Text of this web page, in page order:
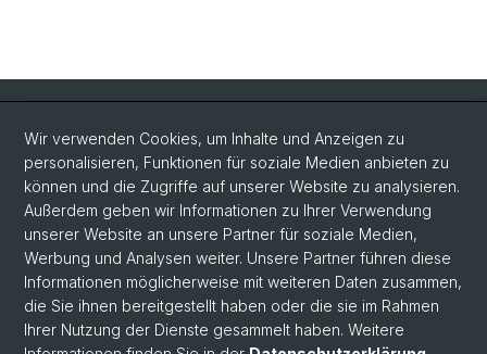
Quick Links
Kontakt
Wichtige Links & Fotogalerie
Social Media
Instagram
Wir verwenden Cookies, um Inhalte und Anzeigen zu
personalisieren, Funktionen für soziale Medien anbieten zu
können und die Zugriffe auf unserer Website zu analysieren.
Außerdem geben wir Informationen zu Ihrer Verwendung
unserer Website an unsere Partner für soziale Medien,
Werbung und Analysen weiter. Unsere Partner führen diese
Informationen möglicherweise mit weiteren Daten zusammen,
die Sie ihnen bereitgestellt haben oder die sie im Rahmen
Ihrer Nutzung der Dienste gesammelt haben. Weitere